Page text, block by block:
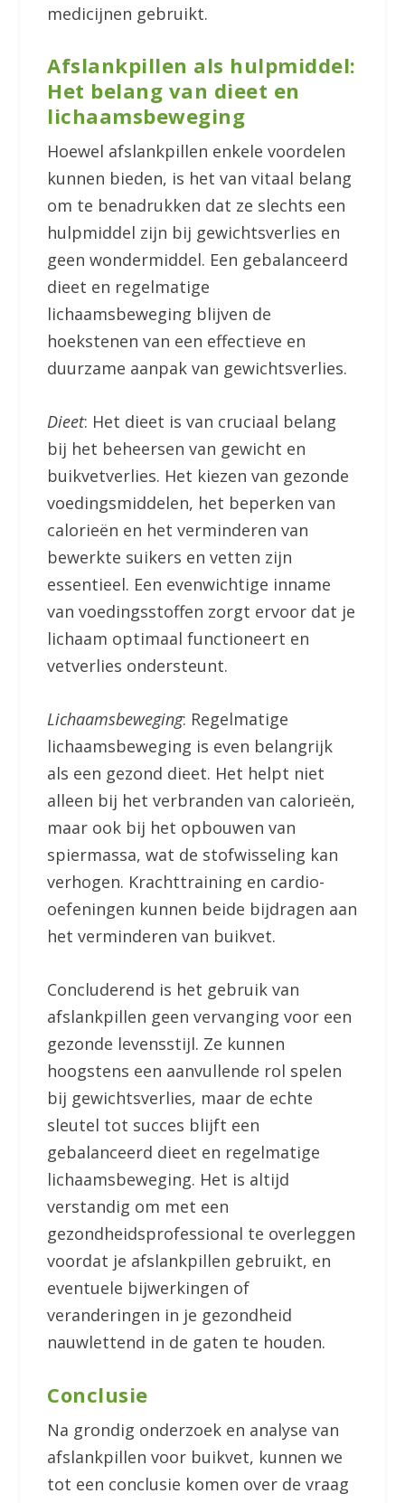
medicijnen gebruikt.
Afslankpillen als hulpmiddel:
Het belang van dieet en
lichaamsbeweging
Hoewel afslankpillen enkele voordelen
kunnen bieden, is het van vitaal belang
om te benadrukken dat ze slechts een
hulpmiddel zijn bij gewichtsverlies en
geen wondermiddel. Een gebalanceerd
dieet en regelmatige
lichaamsbeweging blijven de
hoekstenen van een effectieve en
duurzame aanpak van gewichtsverlies.
Dieet: Het dieet is van cruciaal belang
bij het beheersen van gewicht en
buikvetverlies. Het kiezen van gezonde
voedingsmiddelen, het beperken van
calorieën en het verminderen van
bewerkte suikers en vetten zijn
essentieel. Een evenwichtige inname
van voedingsstoffen zorgt ervoor dat je
lichaam optimaal functioneert en
vetverlies ondersteunt.
Lichaamsbeweging: Regelmatige
lichaamsbeweging is even belangrijk
als een gezond dieet. Het helpt niet
alleen bij het verbranden van calorieën,
maar ook bij het opbouwen van
spiermassa, wat de stofwisseling kan
verhogen. Krachttraining en cardio-
oefeningen kunnen beide bijdragen aan
het verminderen van buikvet.
Concluderend is het gebruik van
afslankpillen geen vervanging voor een
gezonde levensstijl. Ze kunnen
hoogstens een aanvullende rol spelen
bij gewichtsverlies, maar de echte
sleutel tot succes blijft een
gebalanceerd dieet en regelmatige
lichaamsbeweging. Het is altijd
verstandig om met een
gezondheidsprofessional te overleggen
voordat je afslankpillen gebruikt, en
eventuele bijwerkingen of
veranderingen in je gezondheid
nauwlettend in de gaten te houden.
Conclusie
Na grondig onderzoek en analyse van
afslankpillen voor buikvet, kunnen we
tot een conclusie komen over de vraag